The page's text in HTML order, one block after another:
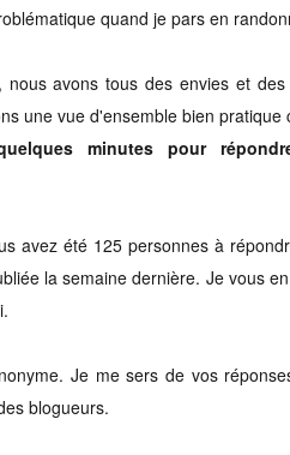
quand je pars en
nous avons tous des envies et
une vue d'ensemble bien
minutespour
avez été 125 personnes à
la semaine dernière. Je vous
. Je mesers de vos
blogueurs.